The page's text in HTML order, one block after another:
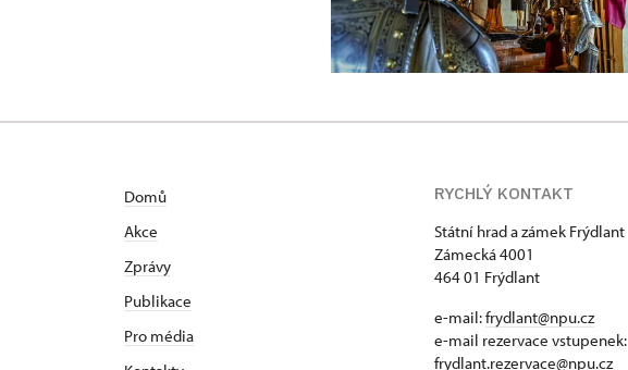
Domů
Akce
Zprávy
Publikace
Pro média
RYCHLÝ KONTAKT
Státní hrad a zámek Frýdlant
Zámecká 4001
464 01 Frýdlant
e-mail:frydlant@npu.cz
e-mail rezervace vstupenek:
frydlant.rezervace@npu.cz